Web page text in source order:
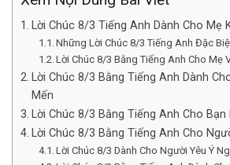
Lời Chúc 8/3 Tiếng Anh Dành Cho Mẹ
Những Lời Chúc 8/3 Tiếng Anh Đặc
Lời Chúc 8/3 Bằng Tiếng Anh Cho Mẹ
Lời Chúc 8/3 Bằng Tiếng Anh Dành
Mến
Lời Chúc 8/3 Bằng Tiếng Anh Cho
Lời Chúc 8/3 Bằng Tiếng Anh Cho
Lời Chúc 8/3 Dành Cho Người Yêu Ý